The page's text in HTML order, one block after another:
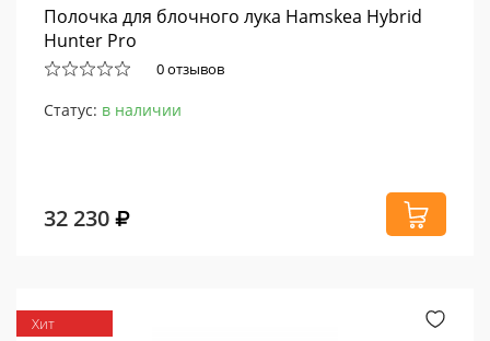
Полочка для блочного лука Hamskea Hybrid
Hunter Pro
0 отзывов
Статус: в наличии
32 230
Хит